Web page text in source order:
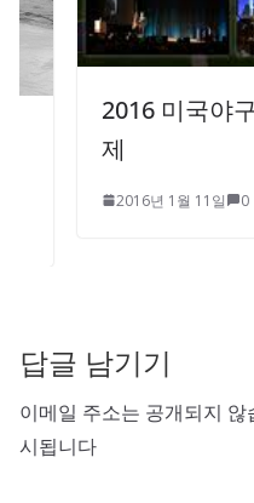
2016 미국야구코
2016년 1월 11일 0
답글 남기기
이메일 주소는 공개되지 않
시됩니다